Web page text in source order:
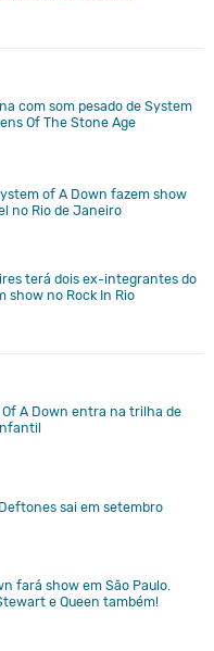
com som pesado de System
Of The Stone Age
of A Down fazem show
no Rio de Janeiro
terá dois ex-integrantes do
show no Rock In Rio
Of A Down entra na trilha de
sai em setembro
fará show em São Paulo.
e Queen também!